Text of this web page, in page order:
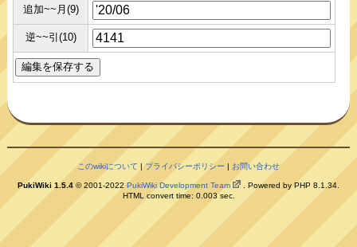
追加~~月(9)
逆~~引(10)
このwikiについて |プライバシーポリシー | お問い合わせ
PukiWiki 1.5.4 © 2001-2022PukiWiki Development Team
. Powered by PHP 8.1.34.
HTML convert time: 0.003 sec.